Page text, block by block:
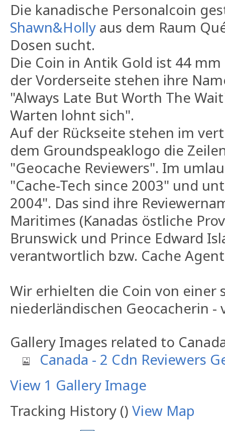
Die kanadische Personalcoin
Shawn&Holly aus dem Raum
Dosen sucht.
Die Coin in Antik Gold ist 44
der Vorderseite stehen ihre
"Always Late But Worth The
Warten lohnt sich".
Auf der Rückseite stehen im
dem Groundspeaklogo die
"Geocache Reviewers". Im
"Cache-Tech since 2003" und
2004". Das sind ihre
Maritimes (Kanadas östliche
Brunswick und Prince Edward
verantwortlich bzw. Cache
Wir erhielten die Coin von einer
niederländischen Geocacherin -
Gallery Images related to
Canada - 2 Cdn Reviewers
View 1 Gallery Image
Tracking History () View Map